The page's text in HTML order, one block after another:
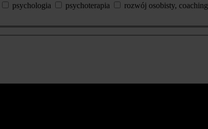
psychologia psychoterapia rozwój osobisty, coaching